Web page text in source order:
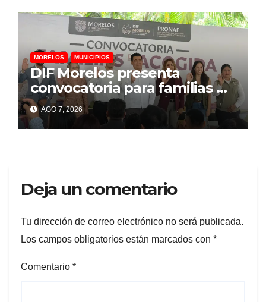
MORELOS MUNICIPIOS
DIF Morelos presenta
convocatoria para familias de
acogida
AGO 7, 2026
Deja un comentario
Tu dirección de correo electrónico no será publicada.
Los campos obligatorios están marcados con *
Comentario *